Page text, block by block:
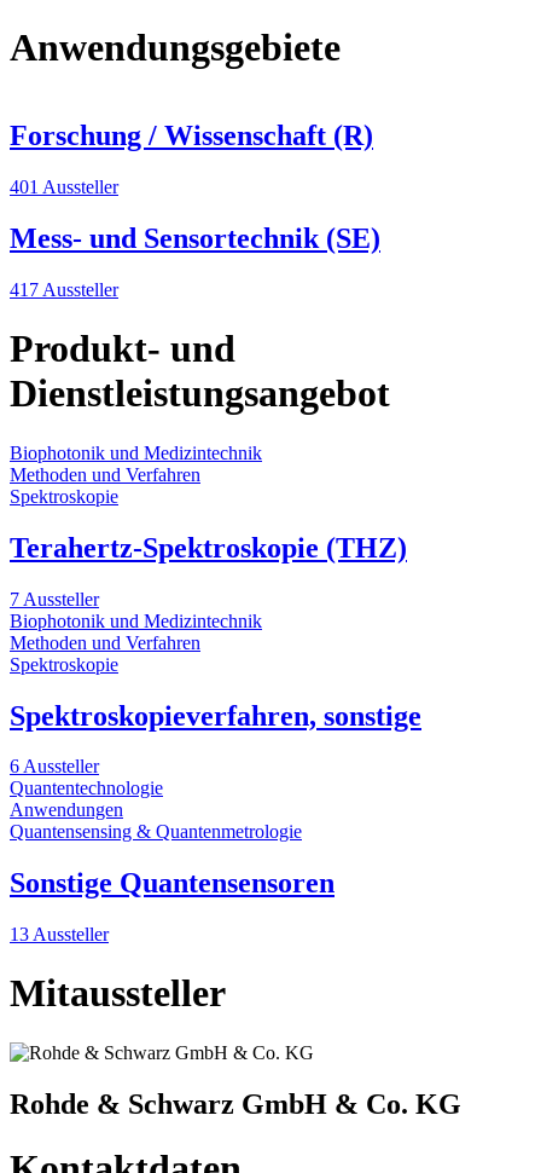
Anwendungsgebiete
Forschung / Wissenschaft (R)
401 Aussteller
Mess- und Sensortechnik (SE)
417 Aussteller
Produkt- und
Dienstleistungsangebot
Biophotonik und Medizintechnik
Methoden und Verfahren
Spektroskopie
Terahertz-Spektroskopie (THZ)
7 Aussteller
Biophotonik und Medizintechnik
Methoden und Verfahren
Spektroskopie
Spektroskopieverfahren, sonstige
6 Aussteller
Quantentechnologie
Anwendungen
Quantensensing & Quantenmetrologie
Sonstige Quantensensoren
13 Aussteller
Mitaussteller
Rohde & Schwarz GmbH & Co. KG